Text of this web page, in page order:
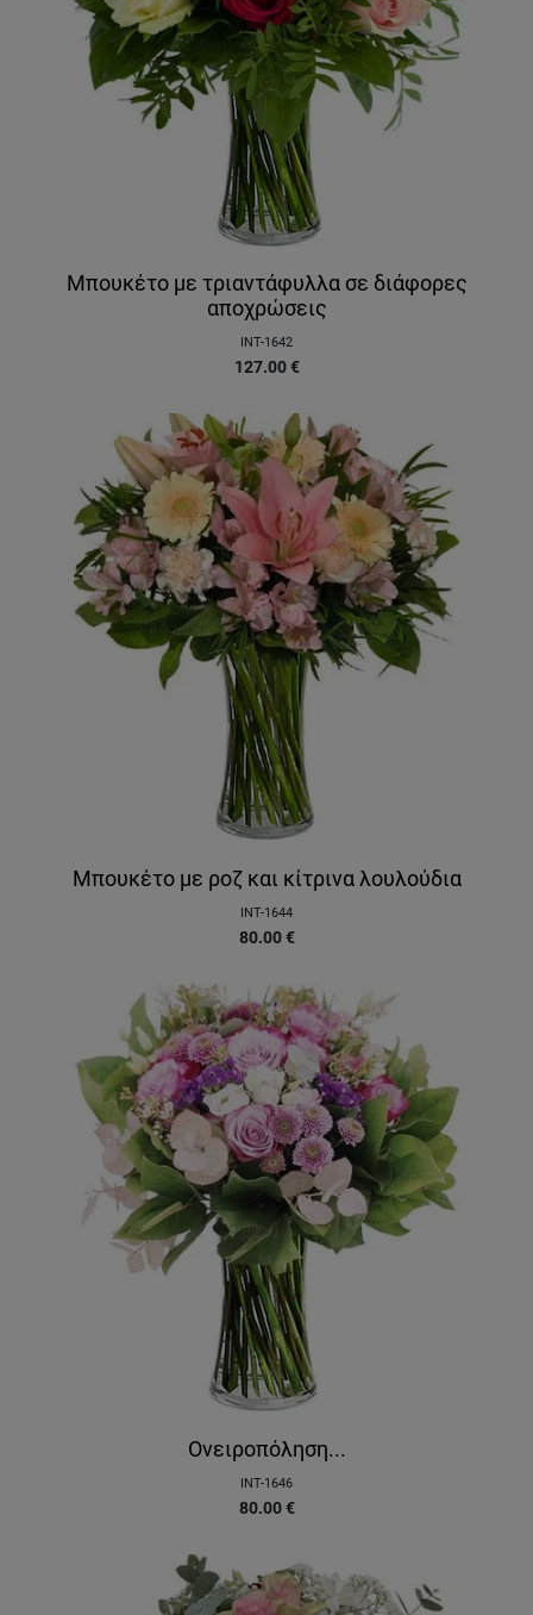
Μπουκέτο με τριαντάφυλλα σε διάφορες
αποχρώσεις
INT-1642
127.00 €
Μπουκέτο με ροζ και κίτρινα λουλούδια
INT-1644
80.00 €
Ονειροπόληση...
INT-1646
80.00 €